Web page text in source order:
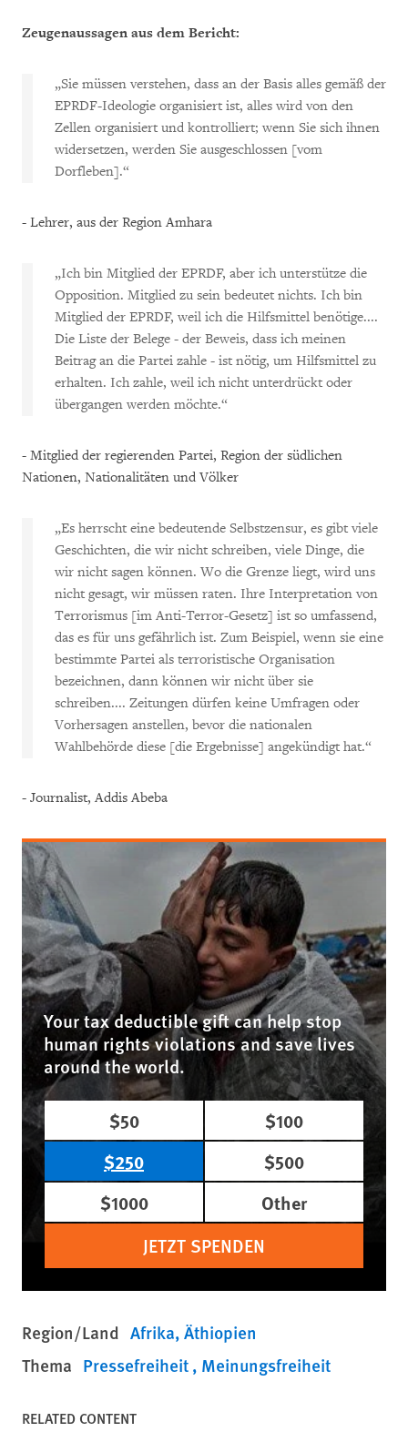
Zeugenaussagen aus dem Bericht:
„Sie müssen verstehen, dass an der Basis alles gemäß der
EPRDF-Ideologie organisiert ist, alles wird von den
Zellen organisiert und kontrolliert; wenn Sie sich ihnen
widersetzen, werden Sie ausgeschlossen [vom
Dorfleben].“
- Lehrer, aus der Region Amhara
„Ich bin Mitglied der EPRDF, aber ich unterstütze die
Opposition. Mitglied zu sein bedeutet nichts. Ich bin
Mitglied der EPRDF, weil ich die Hilfsmittel benötige....
Die Liste der Belege - der Beweis, dass ich meinen
Beitrag an die Partei zahle - ist nötig, um Hilfsmittel zu
erhalten. Ich zahle, weil ich nicht unterdrückt oder
übergangen werden möchte.“
- Mitglied der regierenden Partei, Region der südlichen
Nationen, Nationalitäten und Völker
„Es herrscht eine bedeutende Selbstzensur, es gibt viele
Geschichten, die wir nicht schreiben, viele Dinge, die
wir nicht sagen können. Wo die Grenze liegt, wird uns
nicht gesagt, wir müssen raten. Ihre Interpretation von
Terrorismus [im Anti-Terror-Gesetz] ist so umfassend,
das es für uns gefährlich ist. Zum Beispiel, wenn sie eine
bestimmte Partei als terroristische Organisation
bezeichnen, dann können wir nicht über sie
schreiben.... Zeitungen dürfen keine Umfragen oder
Vorhersagen anstellen, bevor die nationalen
Wahlbehörde diese [die Ergebnisse] angekündigt hat.“
- Journalist, Addis Abeba
Your tax deductible gift can help stop
human rights violations and save lives
around the world.
$50
$100
$250
$500
$1000
Other
JETZT SPENDEN
Region/Land Afrika Äthiopien
Thema Pressefreiheit Meinungsfreiheit
RELATED CONTENT